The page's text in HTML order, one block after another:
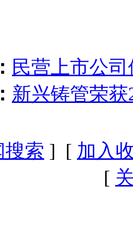
民营上市公
新兴铸管荣
搜索 ] [ 加入
[